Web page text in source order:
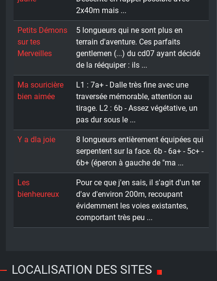
2x40m mais ...
Petits Démons
sur tes
Merveilles
5 longueurs qui ne sont plus en
terrain d'aventure. Ces parfaits
gentlemen (...) du cd07 ayant décidé
de la rééquiper : ils ...
Ma souricière
bien aimée
L1 : 7a+ - Dalle très fine avec une
traversée mémorable, attention au
tirage. L2 : 6b - Assez végétative, un
pas dur sous le ...
Y a dla joie
8 longueurs entièrement équipées qui
serpentent sur la face. 6b - 6a+ - 5c+ -
6b+ (éperon à gauche de "ma ...
Les
bienheureux
Pour ce que j'en sais, il s'agit d'un ter
d'av d'environ 200m, recoupant
évidemment les voies existantes,
comportant très peu ...
LOCALISATION DES SITES